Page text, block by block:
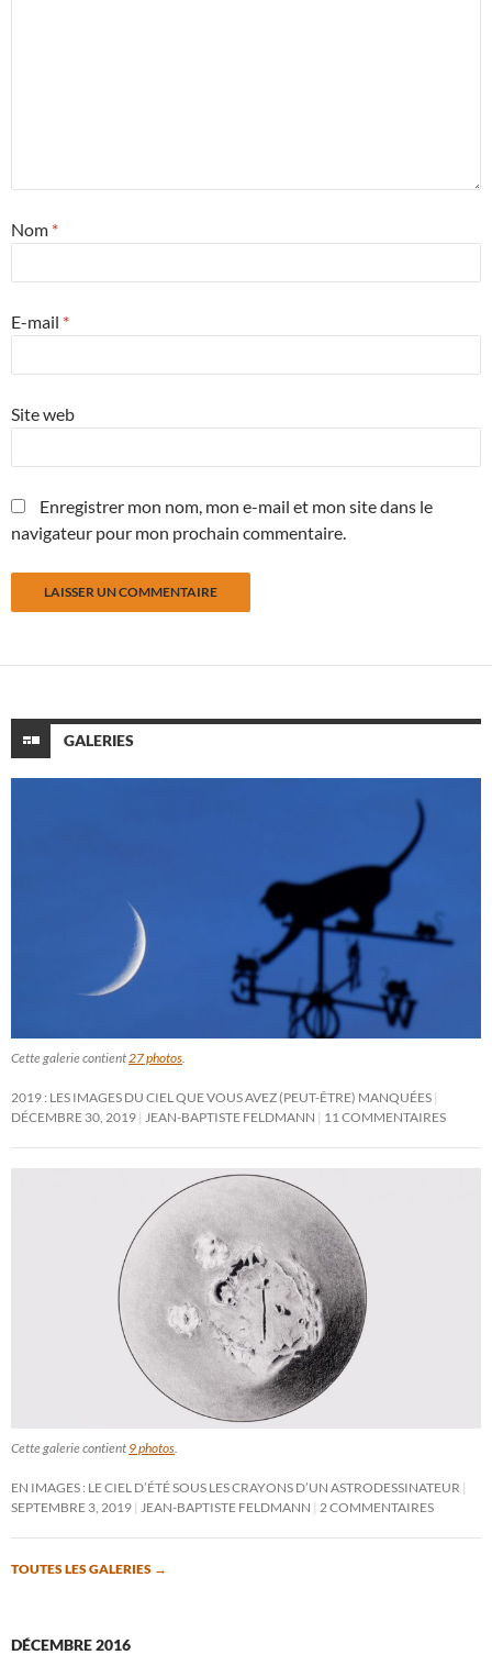
Nom *
E-mail *
Site web
Enregistrer mon nom, mon e-mail et mon site dans le
navigateur pour mon prochain commentaire.
GALERIES
Cette galerie contient27 photos.
2019 : LES IMAGES DU CIEL QUE VOUS AVEZ (PEUT-ÊTRE) MANQUÉES
DÉCEMBRE 30, 2019 JEAN-BAPTISTE FELDMANN 11 COMMENTAIRES
Cette galerie contient 9 photos
EN IMAGES : LE CIEL D’ÉTÉ SOUS LES CRAYONS D’UN ASTRODESSINATEUR
SEPTEMBRE 3, 2019
JEAN-BAPTISTE FELDMANN 2 COMMENTAIRES
TOUTES LES GALERIES →
DÉCEMBRE 2016